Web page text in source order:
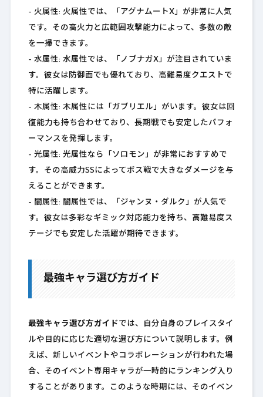
– 火属性: 火属性では、「アグナムートX」が非常に人気
です。その高火力と広範囲攻撃能力によって、多数の敵
を一掃できます。
– 水属性: 水属性では、「ノブナガX」が注目されていま
す。彼女は防御面でも優れており、高難易度クエストで
特に活躍します。
– 木属性: 木属性には「ガブリエル」がいます。彼女は回
復能力も持ち合わせており、長期戦でも安定したパフォ
ーマンスを発揮します。
– 光属性: 光属性なら「ソロモン」が非常におすすめで
す。その高威力SSによってボス戦で大きなダメージを与
えることができます。
– 闇属性: 闇属性では、「ジャンヌ・ダルク」が人気で
す。彼女は多彩なギミック対応能力を持ち、高難易度ス
テージでも安定した活躍が期待できます。
最強キャラ選び方ガイド
最強キャラ選び方ガイドでは、自分自身のプレイスタイ
ルや目的に応じた適切な選び方について説明します。例
えば、新しいイベントやコラボレーションが行われた場
合、そのイベント専用キャラが一時的にランキング入り
することがあります。このような時期には、そのイベン